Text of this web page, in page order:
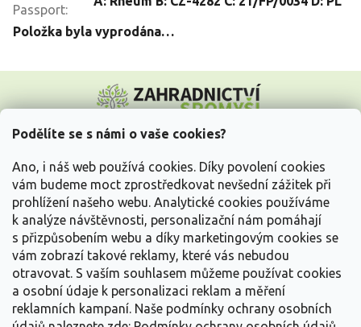
Podělíte se s námi o vaše cookies?
Ano, i náš web používá cookies. Díky povolení cookies
vám budeme moct zprostředkovat nevšední zážitek při
prohlížení našeho webu. Analytické cookies používáme
k analýze návštěvnosti, personalizační nám pomáhají
s přizpůsobením webu a díky marketingovým cookies se
vám zobrazí takové reklamy, které vás nebudou
otravovat. S vaším souhlasem můžeme používat cookies
a osobní údaje k personalizaci reklam a měření
reklamních kampaní. Naše podmínky ochrany osobních
Passport:
Položka byla vyprodána…
p
Vše o nákupu
Informace pro Vás
Kontakujte nás